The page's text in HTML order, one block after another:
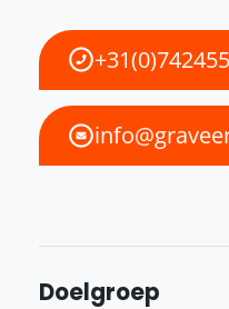
Doelgroep